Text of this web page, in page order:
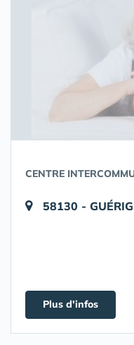
CENTRE
58130 -
Plus d'infos